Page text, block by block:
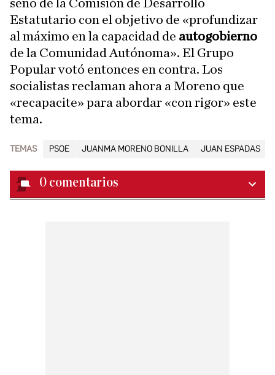
seno de la Comisión de Desarrollo
Estatutario con el objetivo de «profundizar
al máximo en la capacidad de autogobierno
de la Comunidad Autónoma». El Grupo
Popular votó entonces en contra. Los
socialistas reclaman ahora a Moreno que
«recapacite» para abordar «con rigor» este
tema.
TEMAS PSOE JUANMA MORENO BONILLA JUAN ESPADAS
0 comentarios